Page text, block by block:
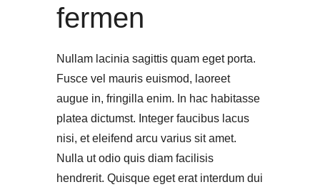
fermen
Nullam lacinia sagittis quam eget porta.
Fusce vel mauris euismod, laoreet
augue in, fringilla enim. In hac habitasse
platea dictumst. Integer faucibus lacus
nisi, et eleifend arcu varius sit amet.
Nulla ut odio quis diam facilisis
hendrerit. Quisque eget erat interdum dui